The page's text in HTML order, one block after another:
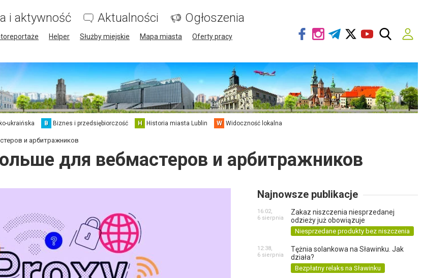
i aktywność Aktualności Ogłoszenia
Helper Służby miejskie Mapa miasta
Oferty pracy
ukraińska B Biznes i przedsiębiorczość H Historia miasta Lublin W Widoczność lokalna
и арбитражников
для вебмастеров и арбитражников
Najnowsze publikacje
Zakaz niszczenia niesprzedanej
odzieży już obowiązuje
Niesprzedane produkty bez niszczenia
16:02,
6 sierpnia
Tężnia solankowa na Sławinku. Jak
działa?
Bezpłatny relaks na Sławinku
12:38,
6 sierpnia